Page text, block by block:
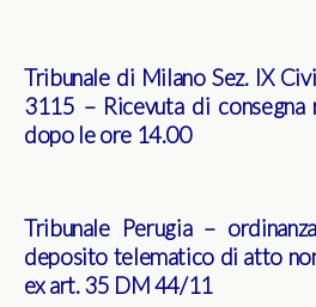
Tribunale di Milano Sez. IX
3115 – Ricevuta di consegna
dopo le ore 14.00
Tribunale Perugia –
deposito telematico di atto
ex art. 35 DM 44/11